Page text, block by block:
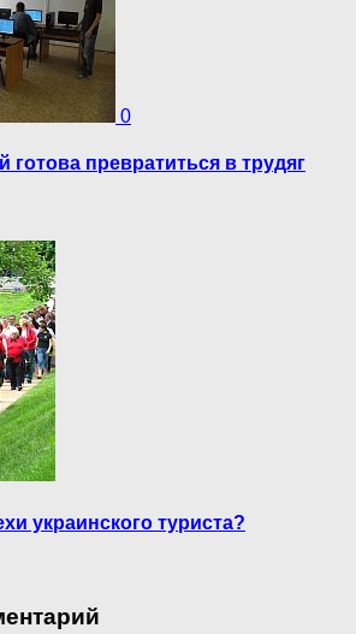
0
готова превратиться в трудяг
украинского туриста?